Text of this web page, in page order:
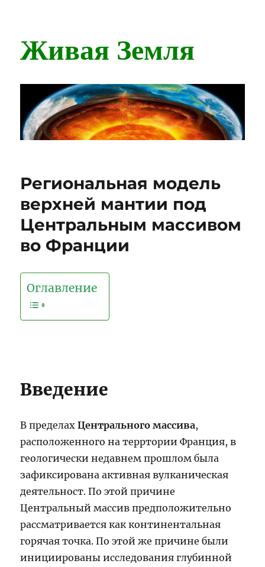
Живая Земля
Региональная модель
верхней мантии под
Центральным массивом
во Франции
Оглавление
Введение
В пределах Центрального массива,
расположенного на терртории Франция, в
геологически недавнем прошлом была
зафиксирована активная вулканическая
деятельност. По этой причине
Центральный массив предположительно
рассматривается как континентальная
горячая точка. По этой же причине были
инициированы исследования глубинной